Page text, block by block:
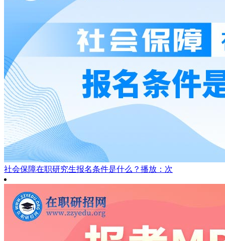
社会保障在职研究生报名条件是什么？ 播放：次